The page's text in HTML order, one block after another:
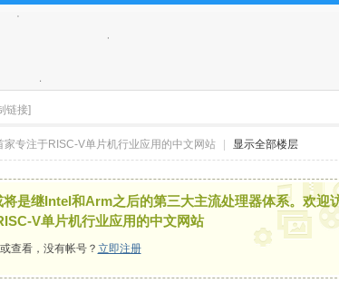
链接]
家专注于RISC-V单片机行业应用的中文网站 显示全部楼层
是继Intel和Arm之后的第三大主流处理器体系。欢迎
V单片机行业应用的中文网站
查看，没有帐号？ 立即注册